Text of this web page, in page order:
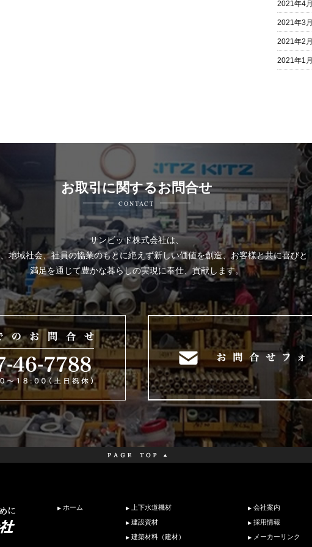
2021年4月
2021年3月
2021年2月
2021年1月
お取引に関するお問合せ
CONTACT
サンビッド株式会社は、
地域社会、社員の協業のもとに絶えず新しい価値を創造、お客様と共に喜びと
満足を通じて豊かな暮らしの実現に奉仕、貢献します。
ホーム
上下水道機材
建設資材
建築材料（建材）
会社案内
採用情報
メーカーリンク